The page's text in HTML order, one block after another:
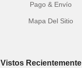
Pago & Envío
Mapa Del Sitio
Vistos Recientemente